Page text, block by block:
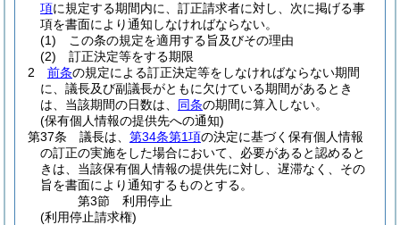
項に規定する期間内に、訂正請求者に対し、次に掲げる事
項を書面により通知しなければならない。
(1)
この条の規定を適用する旨及びその理由
(2)
訂正決定等をする期限
2
前条の規定による訂正決定等をしなければならない期間
に、議長及び副議長がともに欠けている期間があるとき
は、当該期間の日数は、 同条の期間に算入しない。
(保有個人情報の提供先への通知)
第37条
議長は、 第34条第1項の決定に基づく保有個人情報
の訂正の実施をした場合において、必要があると認めると
きは、当該保有個人情報の提供先に対し、遅滞なく、その
旨を書面により通知するものとする。
第3節
利用停止
(利用停止請求権)